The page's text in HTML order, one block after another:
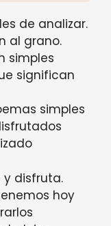
de analizar.
al grano.
simples
significan
simples
y disfruta.
hoy